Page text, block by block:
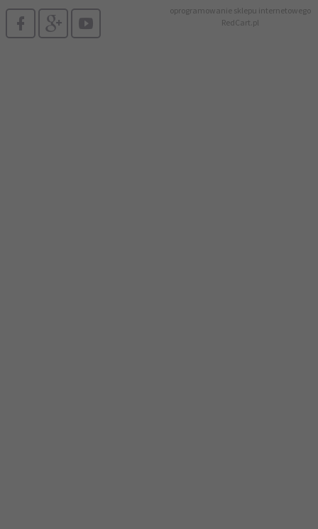
oprogramowanie sklepu internetowego
RedCart.pl